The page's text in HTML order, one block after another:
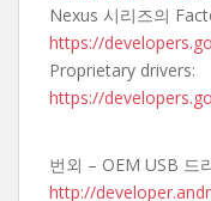
Nexus 시리즈의
https://
Proprietary drivers:
https://
번외 – OEM USB 드
http://